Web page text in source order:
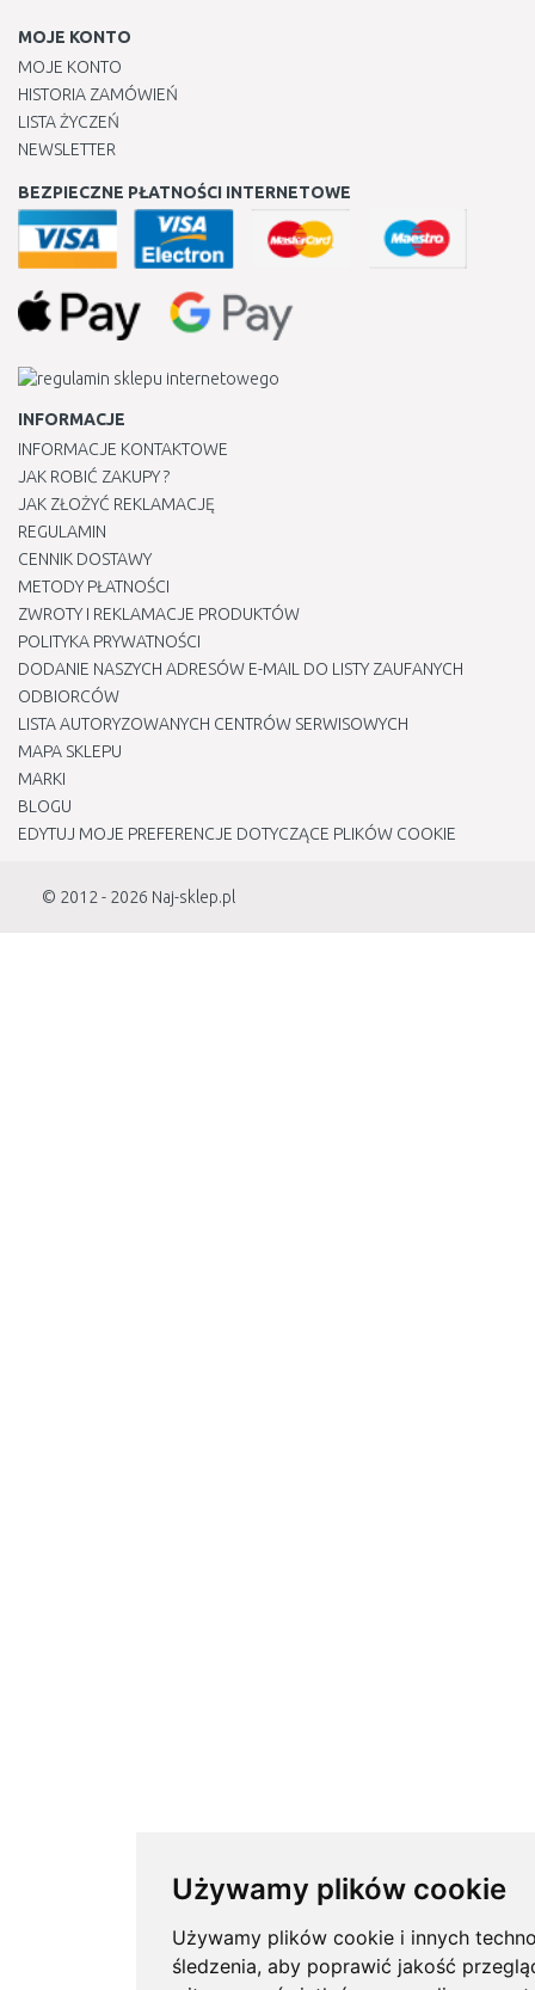
Używamy plików cookie
Używamy plików cookie i innych
śledzenia, aby poprawić jakość
MOJE KONTO
MOJE KONTO
HISTORIA ZAMÓWIEŃ
LISTA ŻYCZEŃ
NEWSLETTER
BEZPIECZNE PŁATNOŚCI INTERNETOWE
INFORMACJE
INFORMACJE KONTAKTOWE
JAK ROBIĆ ZAKUPY ?
JAK ZŁOŻYĆ REKLAMACJĘ
REGULAMIN
CENNIK DOSTAWY
METODY PŁATNOŚCI
ZWROTY I REKLAMACJE PRODUKTÓW
POLITYKA PRYWATNOŚCI
DODANIE NASZYCH ADRESÓW E-MAIL DO LISTY ZAUFANYCH
ODBIORCÓW
LISTA AUTORYZOWANYCH CENTRÓW SERWISOWYCH
MAPA SKLEPU
MARKI
BLOGU
EDYTUJ MOJE PREFERENCJE DOTYCZĄCE PLIKÓW COOKIE
© 2012 - 2026 Naj-sklep.pl